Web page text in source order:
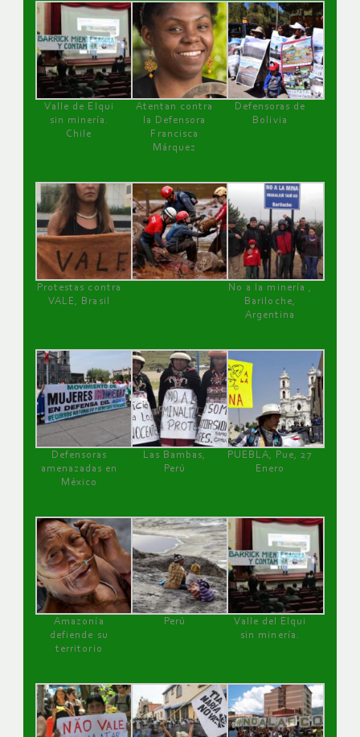
Valle de Elqui
sin minería.
Chile
Atentan contra
la Defensora
Francisca
Márquez
Defensoras de
Bolivia
Protestas contra
VALE, Brasil
No a la minería ,
Bariloche,
Argentina
Defensoras
amenazadas en
México
Las Bambas,
Perú
PUEBLA, Pue, 27
Enero
Amazonía
defiende su
territorio
Perú
Valle del Elqui
sin minería.